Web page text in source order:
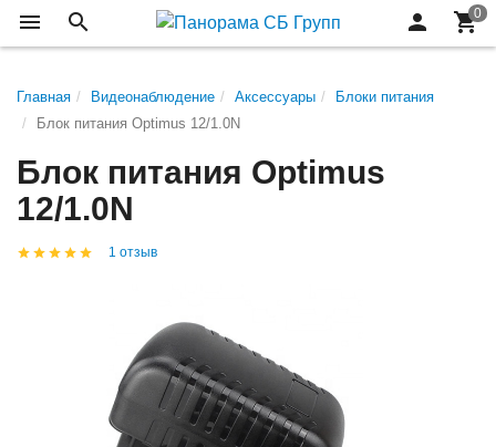
Главная Видеонаблюдение Аксессуары
Блоки питания
Блок питания Optimus 12/1.0N
Блок питания Optimus
12/1.0N
1 отзыв